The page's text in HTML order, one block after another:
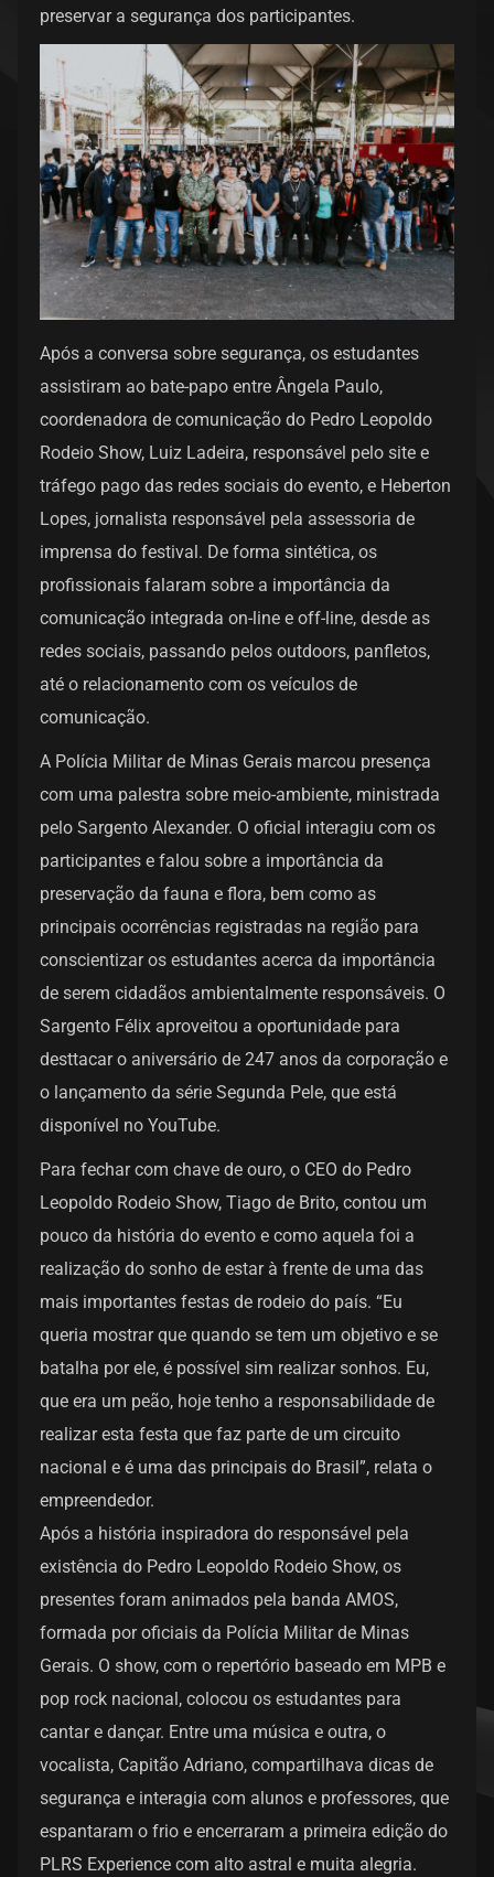
preservar a segurança dos participantes.
Após a conversa sobre segurança, os estudantes
assistiram ao bate-papo entre Ângela Paulo,
coordenadora de comunicação do Pedro Leopoldo
Rodeio Show, Luiz Ladeira, responsável pelo site e
tráfego pago das redes sociais do evento, e Heberton
Lopes, jornalista responsável pela assessoria de
imprensa do festival. De forma sintética, os
profissionais falaram sobre a importância da
comunicação integrada on-line e off-line, desde as
redes sociais, passando pelos outdoors, panfletos,
até o relacionamento com os veículos de
comunicação.
A Polícia Militar de Minas Gerais marcou presença
com uma palestra sobre meio-ambiente, ministrada
pelo Sargento Alexander. O oficial interagiu com os
participantes e falou sobre a importância da
preservação da fauna e flora, bem como as
principais ocorrências registradas na região para
conscientizar os estudantes acerca da importância
de serem cidadãos ambientalmente responsáveis. O
Sargento Félix aproveitou a oportunidade para
desttacar o aniversário de 247 anos da corporação e
o lançamento da série Segunda Pele, que está
disponível no YouTube.
Para fechar com chave de ouro, o CEO do Pedro
Leopoldo Rodeio Show, Tiago de Brito, contou um
pouco da história do evento e como aquela foi a
realização do sonho de estar à frente de uma das
mais importantes festas de rodeio do país. “Eu
queria mostrar que quando se tem um objetivo e se
batalha por ele, é possível sim realizar sonhos. Eu,
que era um peão, hoje tenho a responsabilidade de
realizar esta festa que faz parte de um circuito
nacional e é uma das principais do Brasil”, relata o
empreendedor.
Após a história inspiradora do responsável pela
existência do Pedro Leopoldo Rodeio Show, os
presentes foram animados pela banda AMOS,
formada por oficiais da Polícia Militar de Minas
Gerais. O show, com o repertório baseado em MPB e
pop rock nacional, colocou os estudantes para
cantar e dançar. Entre uma música e outra, o
vocalista, Capitão Adriano, compartilhava dicas de
segurança e interagia com alunos e professores, que
espantaram o frio e encerraram a primeira edição do
PLRS Experience com alto astral e muita alegria.